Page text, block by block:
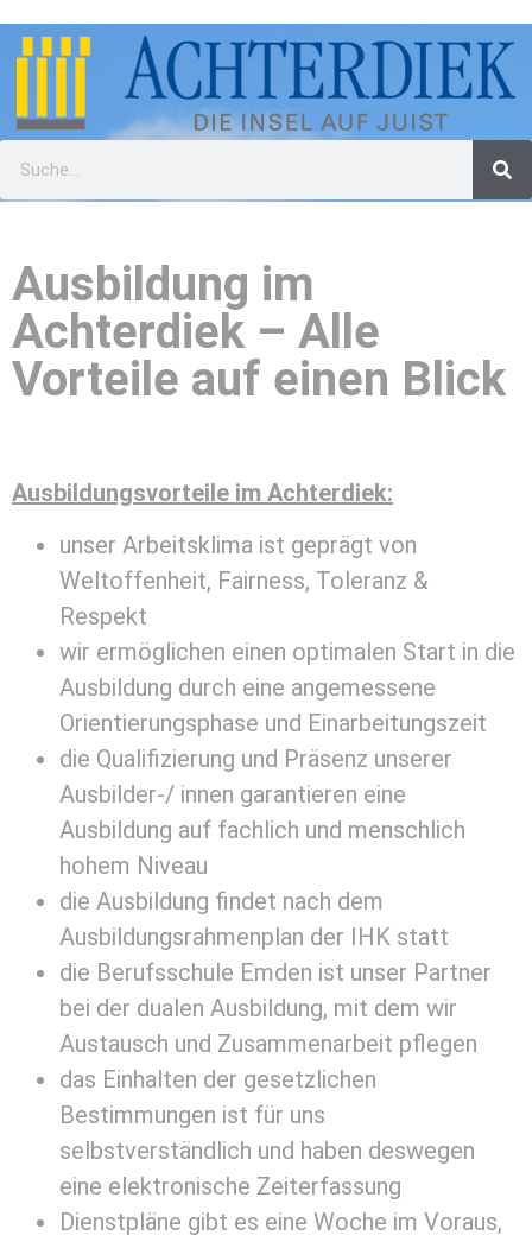
Ausbildung im
Achterdiek – Alle
Vorteile auf einen Blick
Ausbildungsvorteile im Achterdiek:
unser Arbeitsklima ist geprägt von
Weltoffenheit, Fairness, Toleranz &
Respekt
wir ermöglichen einen optimalen Start in die
Ausbildung durch eine angemessene
Orientierungsphase und Einarbeitungszeit
die Qualifizierung und Präsenz unserer
Ausbilder-/ innen garantieren eine
Ausbildung auf fachlich und menschlich
hohem Niveau
die Ausbildung findet nach dem
Ausbildungsrahmenplan der IHK statt
die Berufsschule Emden ist unser Partner
bei der dualen Ausbildung, mit dem wir
Austausch und Zusammenarbeit pflegen
das Einhalten der gesetzlichen
Bestimmungen ist für uns
selbstverständlich und haben deswegen
eine elektronische Zeiterfassung
Dienstpläne gibt es eine Woche im Voraus,